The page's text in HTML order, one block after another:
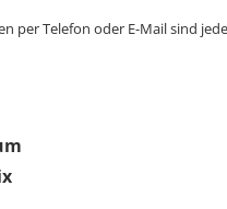
per Telefon oder E-Mail sind